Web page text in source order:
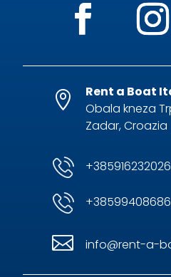

Rent a Boat
Obala kneza
Zadar, Croazia
+385916232026
 info@rent-a-